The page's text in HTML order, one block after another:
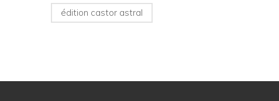
édition castor astral